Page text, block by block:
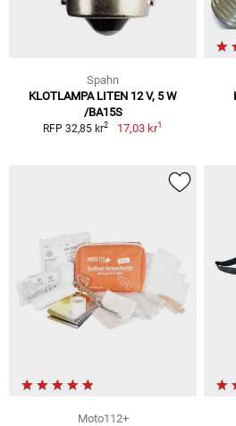
Spahn
KLOTLAMPA LITEN 12 V, 5 W
/BA15S
RFP 32,85 kr2 17,03 kr1
Moto112+